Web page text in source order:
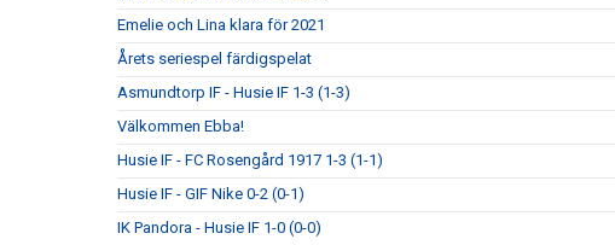
Emelie och Lina klara för 2021
Årets seriespel färdigspelat
Asmundtorp IF - Husie IF 1-3 (1-3)
Välkommen Ebba!
Husie IF - FC Rosengård 1917 1-3 (1-1)
Husie IF - GIF Nike 0-2 (0-1)
IK Pandora - Husie IF 1-0 (0-0)